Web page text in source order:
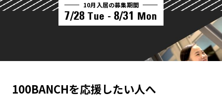
10月入居の募集期間
7/28 Tue - 8/31 Mon
100BANCHを応援したい人へ